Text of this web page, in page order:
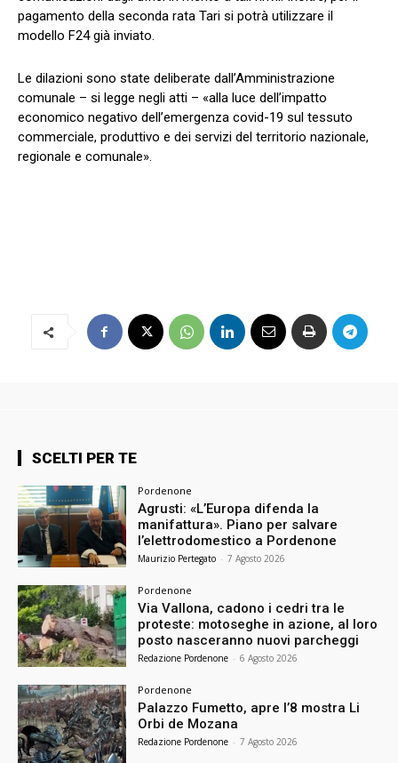
pagamento della seconda rata Tari si potrà utilizzare il
modello F24 già inviato.
Le dilazioni sono state deliberate dall’Amministrazione
comunale – si legge negli atti – «alla luce dell’impatto
economico negativo dell’emergenza covid-19 sul tessuto
commerciale, produttivo e dei servizi del territorio nazionale,
regionale e comunale».
SCELTI PER TE
Pordenone
Agrusti: «L’Europa difenda la
manifattura». Piano per salvare
l’elettrodomestico a Pordenone
Maurizio Pertegato - 7 Agosto 2026
Pordenone
Via Vallona, cadono i cedri tra le
proteste: motoseghe in azione, al loro
posto nasceranno nuovi parcheggi
Redazione Pordenone - 6 Agosto 2026
Pordenone
Palazzo Fumetto, apre l’8 mostra Li
Orbi de Mozana
Redazione Pordenone - 7 Agosto 2026